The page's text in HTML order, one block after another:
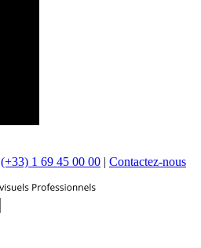
(+33) 1 69 45 00 00 | Contactez-nous